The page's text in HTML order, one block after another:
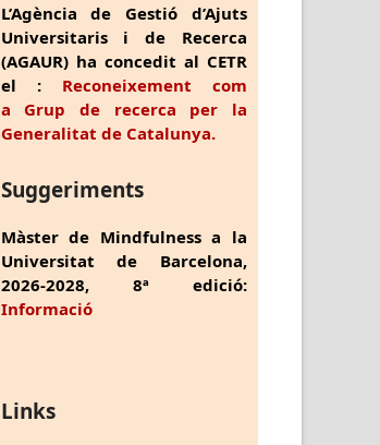
L’Agència de Gestió d’Ajuts
Universitaris i de Recerca
(AGAUR) ha concedit al CETR
el : Reconeixement com
a Grup de recerca per la
Generalitat de Catalunya.
Suggeriments
Màster de Mindfulness a la
Universitat de Barcelona,
2026-2028, 8ª edició:
Informació
Links